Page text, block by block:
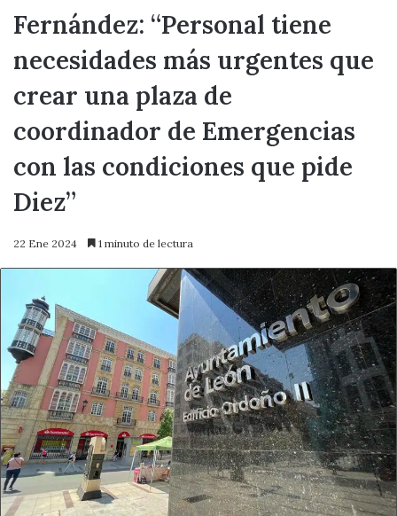
Fernández: “Personal tiene
necesidades más urgentes que
crear una plaza de
coordinador de Emergencias
con las condiciones que pide
Diez”
22 Ene 2024 1 minuto de lectura